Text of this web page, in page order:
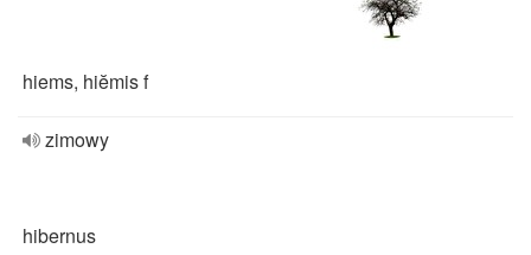
hiems, hiĕmis f
zimowy
hibernus